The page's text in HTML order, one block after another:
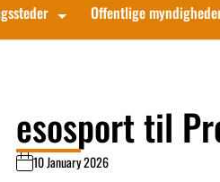
Offentlige
esosport til
10 January 2026